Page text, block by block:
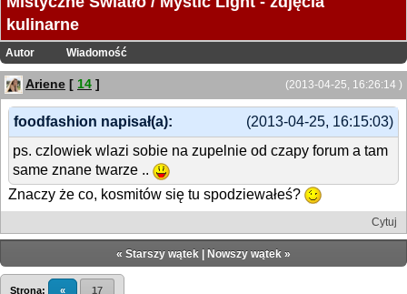
kulinarne
Autor Wiadomość
(2013-04-25, 16:26:14 )
Ariene [ 14 ]
(2013-04-25, 16:15:03)
foodfashion napisał(a):
ps. czlowiek wlazi sobie na zupelnie od czapy forum a tam
same znane twarze ..
Znaczy że co, kosmitów się tu spodziewałeś?
Cytuj
« Starszy wątek Nowszy wątek »
Strona: « 17